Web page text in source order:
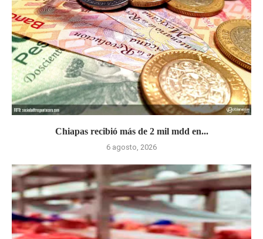
Chiapas recibió más de 2 mil mdd en...
6 agosto, 2026